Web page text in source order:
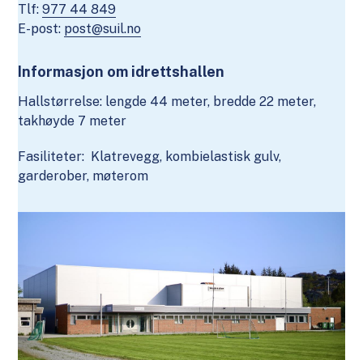
Tlf:977 44 849
E-post: post@suil.no
Informasjon om idrettshallen
Hallstørrelse: lengde 44 meter, bredde 22 meter,
takhøyde 7 meter
Fasiliteter: Klatrevegg, kombielastisk gulv,
garderober, møterom